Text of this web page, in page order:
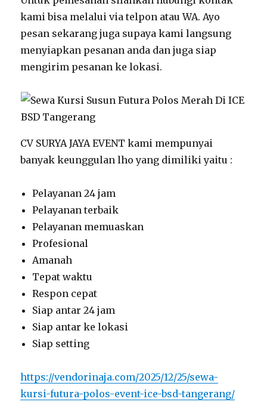
kami bisa melalui via telpon atau WA. Ayo
pesan sekarang juga supaya kami langsung
menyiapkan pesanan anda dan juga siap
mengirim pesanan ke lokasi.
CV SURYA JAYA EVENT kami mempunyai
banyak keunggulan lho yang dimiliki yaitu :
Pelayanan 24 jam
Pelayanan terbaik
Pelayanan memuaskan
Profesional
Amanah
Tepat waktu
Respon cepat
Siap antar 24 jam
Siap antar ke lokasi
Siap setting
https://vendorinaja.com/2025/12/25/sewa-
kursi-futura-polos-event-ice-bsd-tangerang/